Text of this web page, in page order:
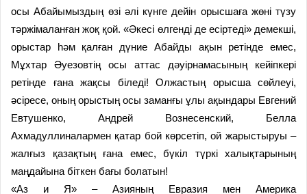
осы Абайымыздың өзі әлі күнге дейін орысшаға жөні түзу
тәржімаланған жоқ қой. «Әкесі өлгенді де есіртеді» демекші,
орыстар һәм қалған дүние Абайды ақын ретінде емес,
Мұхтар Әуезовтің осы аттас дәуірнамасының кейіпкері
ретінде ғана жақсы біледі! Олжастың орысша сөйлеуі,
әсіресе, оның орыстың осы заманғы ұлы ақындары Евгений
Евтушенко, Андрей Вознесенский, Белла
Ахмадуллиналармен қатар бой көрсетіп, ой жарыстыруы –
жалғыз қазақтың ғана емес, бүкіл түркі халықтарының
маңдайына біткен бағы болатын!
«Аз и Я» – Азияның Евразия мен Америка